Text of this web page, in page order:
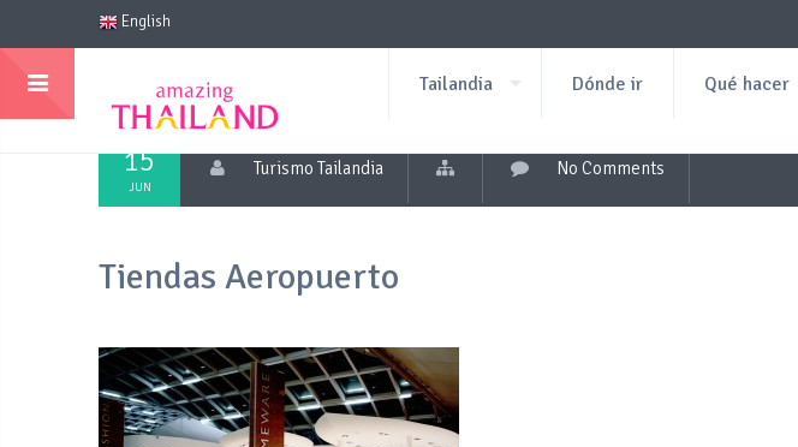
English
Tailandia Dónde ir Qué hacer
15
JUN
Turismo Tailandia No Comments
Tiendas Aeropuerto